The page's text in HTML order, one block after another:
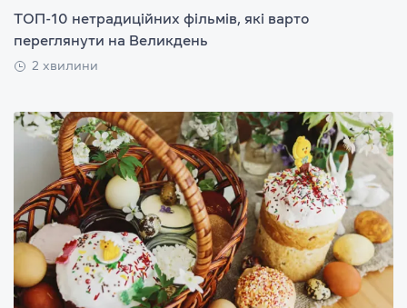
ТОП-10 нетрадиційних фільмів, які варто
переглянути на Великдень
2 хвилини